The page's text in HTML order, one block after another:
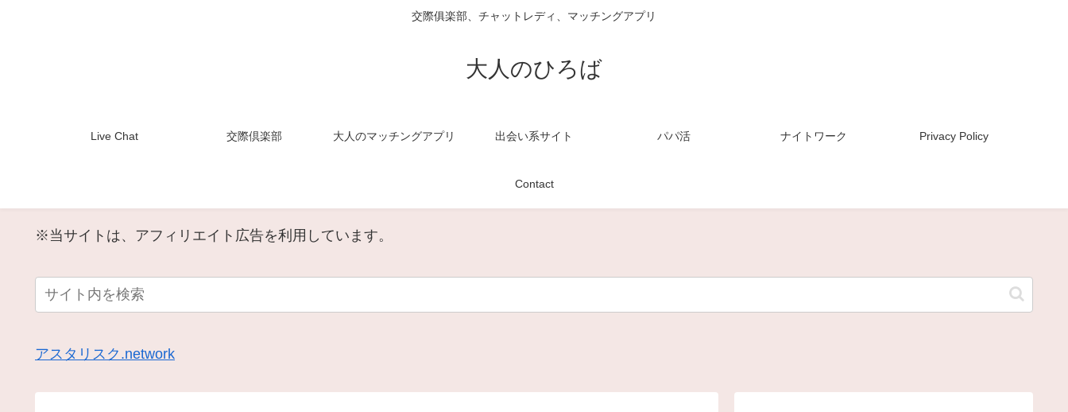
交際俱楽部、チャットレディ、マッチングアプリ
大人のひろば
Live Chat 交際倶楽部 大人のマッチングアプリ 出会い系サイト パパ活 ナイトワーク Privacy Policy
Contact
※当サイトは、アフィリエイト広告を利用しています。
アスタリスク.network